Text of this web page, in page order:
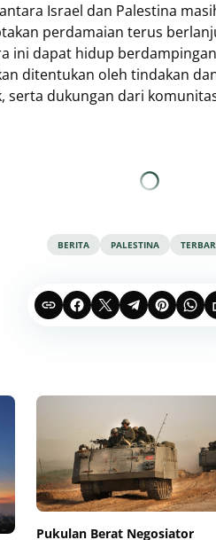
Israel dan Palestina
perdamaian terus
ini dapat hidup
ditentukan oleh tindakan
serta dukungan dari
BERITA PALESTINA
Pukulan Berat Negosiator